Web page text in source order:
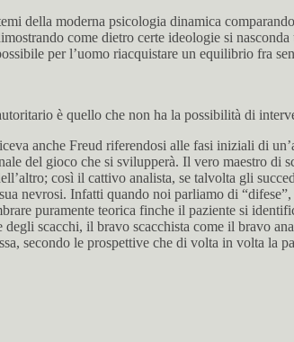
della moderna psicologia dinamica
come dietro certe ideologie si
per l’uomo riacquistare un equilibrio fra
è quello che non ha la possibilità di
anche Freud riferendosi alle fasi iniziali di
del gioco che si svilupperà. Il vero maestro di
così il cattivo analista, se talvolta gli
nevrosi. Infatti quando noi parliamo di
puramente teorica finche il paziente si
scacchi, il bravo scacchista come il bravo
secondo le prospettive che di volta in volta la